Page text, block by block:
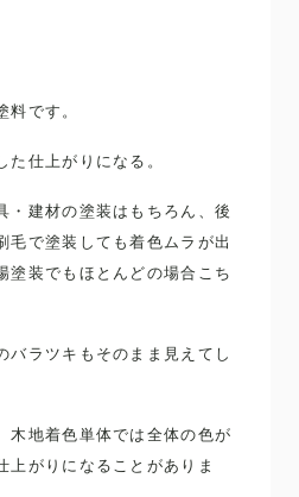
料です。
た仕上がりになる。
・建材の塗装はもちろん、後
毛で塗装しても着色ムラが出
塗装でもほとんどの場合こち
バラツキもそのまま見えてし
木地着色単体では全体の色が
上がりになることがありま